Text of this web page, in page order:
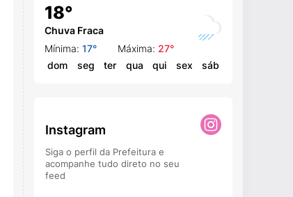
18°
Chuva Fraca
Mínima: 17° Máxima: 27°
dom
seg ter qua qui sex sáb
Instagram
Siga o perfil da Prefeitura e
acompanhe tudo direto no seu
feed